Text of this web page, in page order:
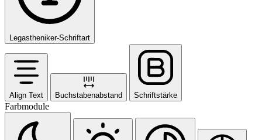
Legastheniker-Schriftart
Align Text Buchstabenabstand Schriftstärke
Farbmodule